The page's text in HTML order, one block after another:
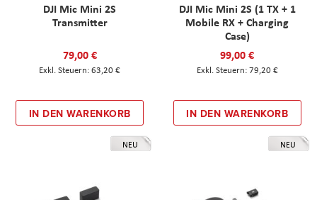
DJI Mic Mini 2S
Transmitter
79,00 €
63,20 €
IN DEN WARENKORB
DJI Mic Mini 2S (1 TX + 1
Mobile RX + Charging
Case)
99,00 €
79,20 €
IN DEN WARENKORB
NEU NEU